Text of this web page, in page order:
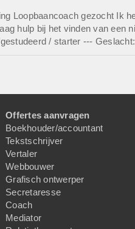
Loopbaancoach gezocht Ik
hulp bij het vinden van een
/ starter ---
Offertes aanvragen
Boekhouder/accountant
Tekstschrijver
Vertaler
Webbouwer
Grafisch ontwerper
Secretaresse
Coach
Mediator